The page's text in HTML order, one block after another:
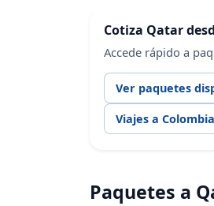
Cotiza Qatar
Accede rápido a
Ver paquetes
Viajes a Colombia
Paquetes a